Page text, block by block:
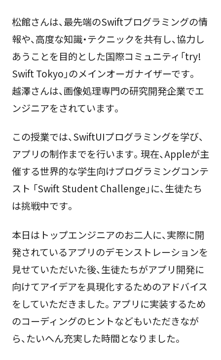
松館さんは、最先端のSwiftプログラミングの情
報や、高度な知識・テクニックを共有し、協力し
あうことを目的とした国際コミュニティ「try!
Swift Tokyo」のメインオーガナイザーです。
越澤さんは、画像処理専門の研究開発企業でエ
ンジニアをされています。
この授業では、SwiftUIプログラミングを学び、
アプリの制作までを行います。現在、Appleが主
催する世界的な学生向けプログラミングコンテ
スト 「Swift Student Challenge」に、生徒たち
は挑戦中です。
本日はトップエンジニアのお二人に、実際に開
発されているアプリのデモンストレーションを
見せていただいた後、生徒たちがアプリ開発に
向けてアイデアを具現化するためのアドバイス
をしていただきました。アプリに実装するため
のコーディングのヒントなどもいただきなが
ら、たいへん充実した時間となりました。